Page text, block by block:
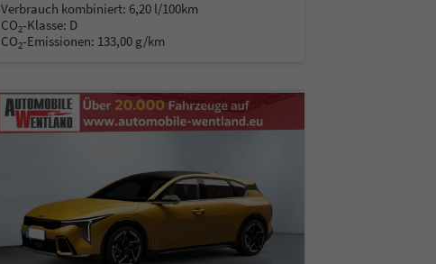
Verbrauch kombiniert: 6,20 l/100km
CO2-Klasse: D
CO2-Emissionen: 133,00 g/km